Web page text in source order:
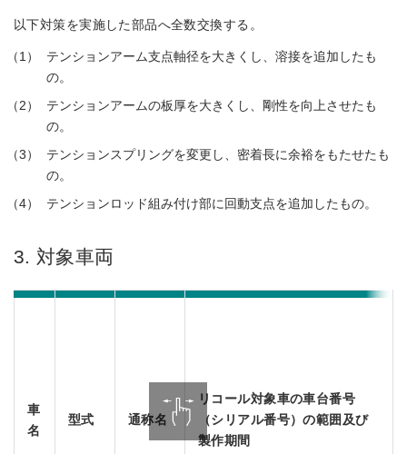
以下対策を実施した部品へ全数交換する。
テンションアーム支点軸径を大きくし、溶接を追加したも
の。
テンションアームの板厚を大きくし、剛性を向上させたも
の。
テンションスプリングを変更し、密着長に余裕をもたせたも
の。
テンションロッド組み付け部に回動支点を追加したもの。
3. 対象車両
車
名
型式 通称名
リコール対象車の車台番号
（シリアル番号）の範囲及び
製作期間